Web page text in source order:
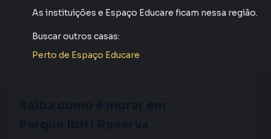
As instituições e Espaço Educare ficam nessa região.
Buscar outros casas:
Perto de Espaço Educare